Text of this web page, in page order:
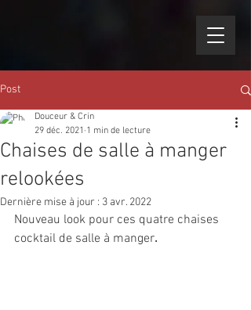
Post
Chaises de salle à manger
relookées
Douceur & Crin
29 déc. 2021 1 min de lecture
Dernière mise à jour : 3 avr. 2022
Nouveau look pour ces quatre chaises
cocktail de salle à manger.